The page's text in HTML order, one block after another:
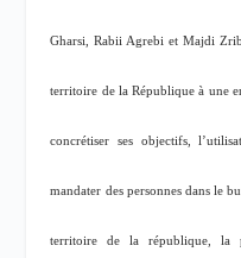
Gharsi, Rabii Agrebi et Majdi
territoire de la République à une
concrétiser ses objectifs,
mandater des personnes dans le
territoire de la république, la